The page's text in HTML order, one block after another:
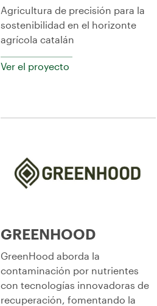
Agricultura de precisión para la
sostenibilidad en el horizonte
agrícola catalán
Ver el proyecto
GREENHOOD
GreenHood aborda la
contaminación por nutrientes
con tecnologías innovadoras de
recuperación, fomentando la